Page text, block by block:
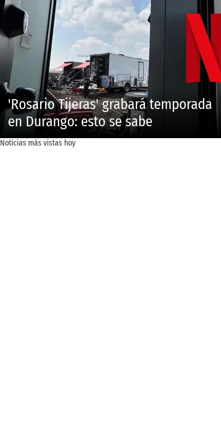
'Rosario Tijeras' grabará temporada
en Durango: esto se sabe
Noticias más vistas hoy